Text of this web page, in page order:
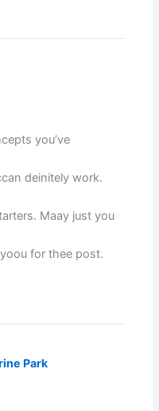
you’ve
deinitely work.
Maay just you
for thee post.
Park